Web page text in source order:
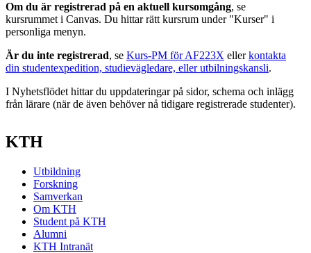
Om du är registrerad på en aktuell kursomgång, se
kursrummet i Canvas. Du hittar rätt kursrum under "Kurser" i
personliga menyn.
Är du inte registrerad, se Kurs-PM för AF223X ellerkontakta
din studentexpedition, studievägledare, eller utbilningskansli.
I Nyhetsflödet hittar du uppdateringar på sidor, schema och inlägg
från lärare (när de även behöver nå tidigare registrerade studenter).
KTH
Utbildning
Forskning
Samverkan
Om KTH
Student på KTH
Alumni
KTH Intranät